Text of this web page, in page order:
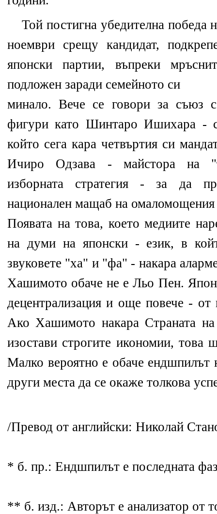
Той постигна убедителна победа
ноември срещу кандидат,
японски партии, въпреки
подложен заради семейното си
минало. Вече се говори за съюз
фигури като Шинтаро Ишихара -
който сега кара четвъртия си
Ичиро Одзава - майстора на
изборната стратегия - за да
национален мащаб на омаломощения
Появата на това, което медиите
на думи на японски - език, в
звуковете "ха" и "фа" - накара
Хашимото обаче не е Льо Пен.
децентрализация и още повече -
Ако Хашимото накара Страната
изостави строгите икономии, това
Малко вероятно е обаче ендшпилът
други места да се окаже толкова
/Превод от английски: Николай
* б. пр.: Ендшпилът е последната
** б. изд.: Авторът е анализатор от